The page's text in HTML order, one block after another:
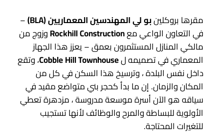
مقرها بروكلينبو لي المهندسين المعماريين (BLA)
–
في التعاون الواعي معRockhill Constructionوزوج من
مالكي المنازل المستثمرون بعمق – يعزز هذا الجهاز
المعماري في تصميمه لCobble Hill Townhouse، وتقع
داخل نفس البلدة ، وترسيخ هذا السكن في كل من
المكان والزمان. إن ما بدأ كحجر بني متواضع مقيد في
سياقه هو الآن أسرة موسعة مدروسة ، مزدهرة تعطي
الأولوية للبساطة والمرح والوظائف لأنها تستجيب
للتغيرات المحتاجة.